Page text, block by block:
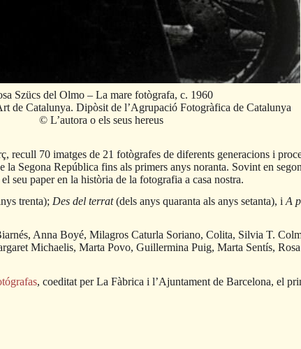
Szücs del Olmo – La mare fotògrafa, c. 1960
de Catalunya. Dipòsit de l’Agrupació Fotogràfica de Catalunya
© L’autora o els seus hereus
recull 70 imatges de 21 fotògrafes de diferents generacions i
la Segona República fins als primers anys noranta. Sovint en
seu paper en la història de la fotografia a casa nostra.
trenta); Des del terrat(dels anys quaranta als anys setanta), i A
Anna Boyé, Milagros Caturla Soriano, Colita, Silvia T.
Michaelis, Marta Povo, Guillermina Puig, Marta Sentís,
, coeditat per La Fàbrica i l’Ajuntament de Barcelona, el